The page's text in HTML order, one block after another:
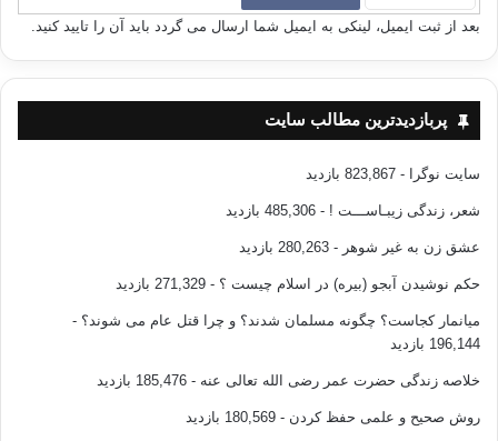
بعد از ثبت ایمیل، لینکی به ایمیل شما ارسال می گردد باید آن را تایید کنید.
پربازدیدترین مطالب سایت
سایت نوگرا - 823,867 بازدید
شعر، زندگی زیبـاســـت ! - 485,306 بازدید
عشق زن به غیر شوهر - 280,263 بازدید
حکم نوشیدن آبجو (بیره) در اسلام چیست ؟ - 271,329 بازدید
میانمار کجاست؟ چگونه مسلمان شدند؟ و چرا قتل عام می شوند؟ -
196,144 بازدید
خلاصه زندگی حضرت عمر رضی الله تعالی عنه - 185,476 بازدید
روش صحیح و علمی حفظ کردن - 180,569 بازدید